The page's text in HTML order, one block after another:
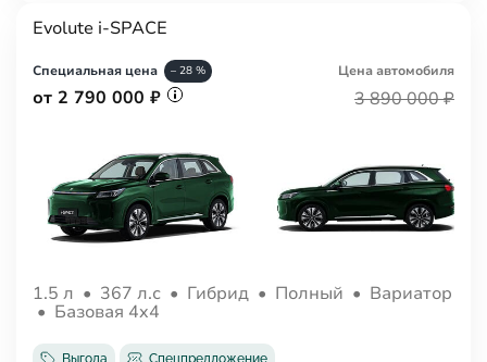
Evolute i-SPACE
Специальная цена – 28 %
от 2 790 000 ₽
Цена автомобиля
3 890 000 ₽
1.5 л • 367 л.с • Гибрид • Полный • Вариатор
• Базовая 4x4
Выгода Спецпредложение